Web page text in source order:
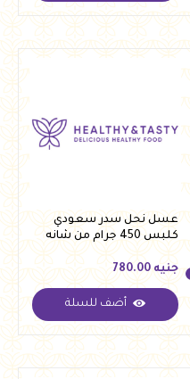
عسل نحل سدر سعودي
كلبس 450 جرام من شانه
جنيه
جنيه 780.00
أضف للسلة